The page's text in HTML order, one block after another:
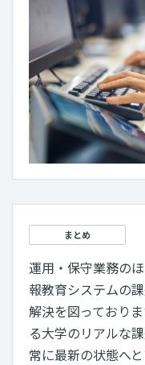
まとめ
運用・保守業務の
報教育システムの
解決を図っており
る大学のリアルな
常に最新の状態へ